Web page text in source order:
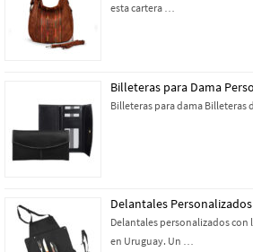
esta cartera …
Billeteras para Dama
Billeteras para dama
Delantales Personalizados
Delantales personalizados
en Uruguay. Un …